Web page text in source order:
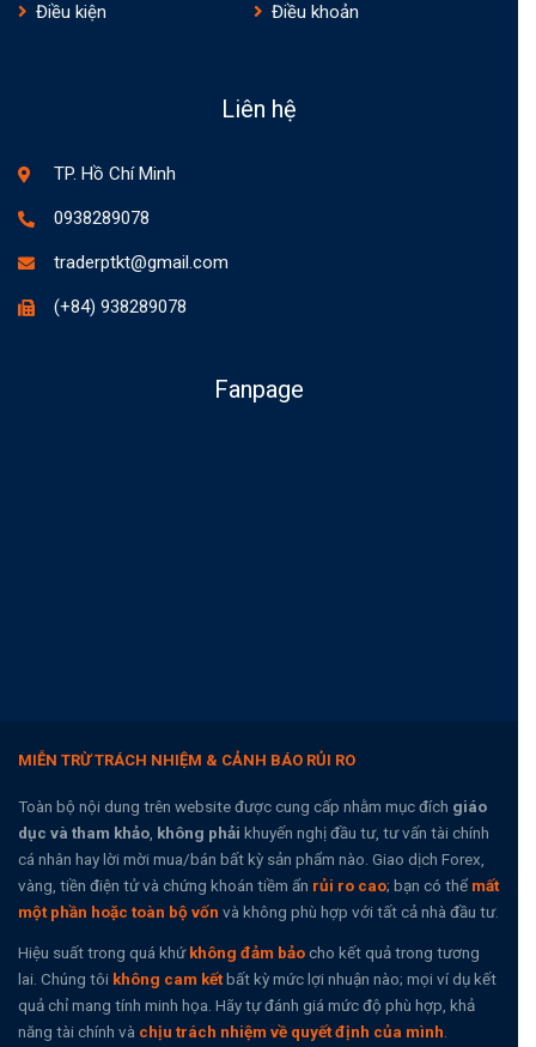
Điều kiện
Điều khoản
Liên hệ
TP. Hồ Chí Minh
0938289078
traderptkt@gmail.com
(+84) 938289078
Fanpage
MIỄN TRỪ TRÁCH NHIỆM & CẢNH BÁO RỦI RO
Toàn bộ nội dung trên website được cung cấp nhằm mục đích giáo
dục và tham khảo, không phải khuyến nghị đầu tư, tư vấn tài chính
cá nhân hay lời mời mua/bán bất kỳ sản phẩm nào. Giao dịch Forex,
vàng, tiền điện tử và chứng khoán tiềm ẩn rủi ro cao; bạn có thể mất
một phần hoặc toàn bộ vốn và không phù hợp với tất cả nhà đầu tư.
Hiệu suất trong quá khứkhông đảm bảocho kết quả trong tương
lai. Chúng tôi không cam kếtbất kỳ mức lợi nhuận nào; mọi ví dụ kết
quả chỉ mang tính minh họa. Hãy tự đánh giá mức độ phù hợp, khả
năng tài chính và chịu trách nhiệm về quyết định của mình.